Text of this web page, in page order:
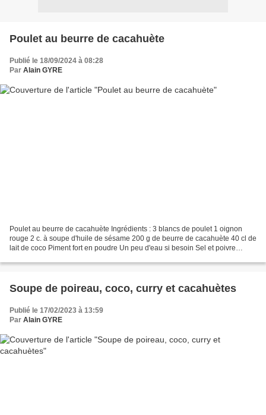
Poulet au beurre de cacahuète
Publié le 18/09/2024 à 08:28
Par Alain GYRE
Poulet au beurre de cacahuète Ingrédients : 3 blancs de poulet 1 oignon
rouge 2 c. à soupe d'huile de sésame 200 g de beurre de cacahuète 40 cl de
lait de coco Piment fort en poudre Un peu d'eau si besoin Sel et poivre
Soupe de poireau, coco, curry et cacahuètes
Publié le 17/02/2023 à 13:59
Par Alain GYRE